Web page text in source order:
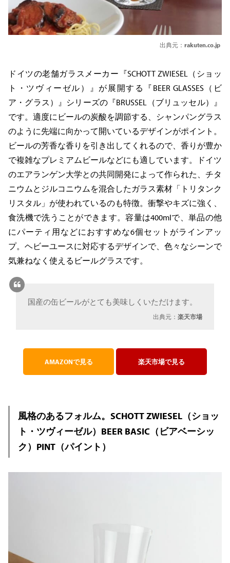
出典元： rakuten.co.jp
ドイツの老舗ガラスメーカー『SCHOTT ZWIESEL（ショッ
ト・ツヴィーゼル）』が展開する『BEER GLASSES（ビ
ア・グラス）』シリーズの『BRUSSEL（ブリュッセル）』
です。適度にビールの炭酸を調節する、シャンパングラス
のように先端に向かって開いているデザインがポイント。
ビールの芳香な香りを引き出してくれるので、香りが豊か
で複雑なプレミアムビールなどにも適しています。ドイツ
のエアランゲン大学との共同開発によって作られた、チタ
ニウムとジルコニウムを混合したガラス素材「トリタンク
リスタル」が使われているのも特徴。衝撃やキズに強く、
食洗機で洗うことができます。容量は400mlで、単品の他
にパーティ用などにおすすめな6個セットがラインアッ
プ。ヘビーユースに対応するデザインで、色々なシーンで
気兼ねなく使えるビールグラスです。
国産の缶ビールがとても美味しくいただけます。
出典元：楽天市場
AMAZONで見る 楽天市場で見る
風格のあるフォルム。SCHOTT ZWIESEL（ショッ
ト・ツヴィーゼル）BEER BASIC（ビアベーシッ
ク）PINT（パイント）